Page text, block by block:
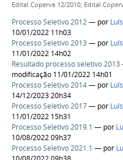
Edital Coperve 12/2010; Edital
Processo Seletivo 2012— por
10/01/2022 11h03
Processo Seletivo 2013 — por
11/01/2022 14h02
Resultado processo seletivo 2013
modificação 11/01/2022 14h01
Processo Seletivo 2014— por
14/12/2023 20h34
Processo Seletivo 2017— por
11/01/2022 15h31
Processo Seletivo 2019.1 — por
10/08/2022 09h37
Processo Seletivo 2021.1 — por